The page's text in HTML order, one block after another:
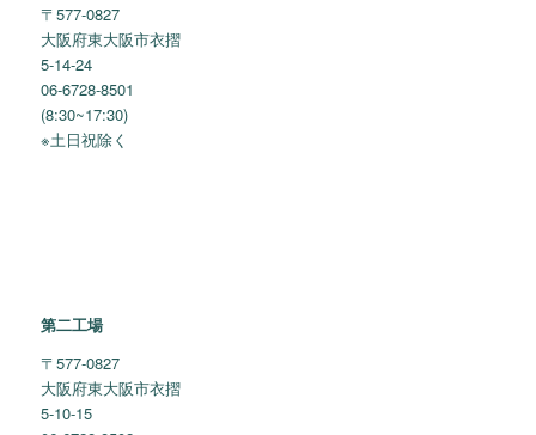
〒577-0827
大阪府東大阪市衣摺
5-14-24
06-6728-8501
(8:30~17:30)
※土日祝除く
第二工場
〒577-0827
大阪府東大阪市衣摺
5-10-15